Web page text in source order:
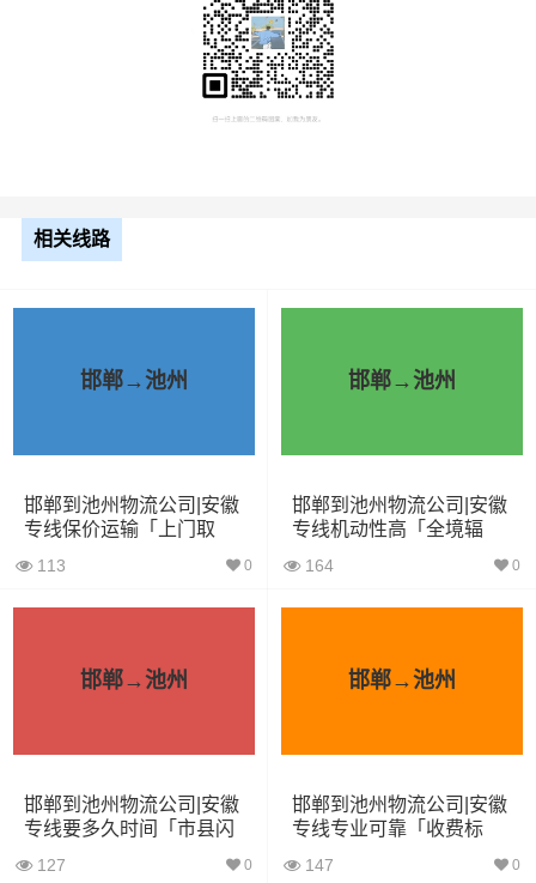
整车运输价格计算方式通常是按单价×公里，
以上报价为市场透明价，仅供参考，不作为
（
吨 ）
小面包
4立方 1.8×1.6×1.7
包车
依维柯 1.5吨
中型货
车
20立方 2吨 3.8×2×2.9
相关线路
邯郸→池州
邯郸到池州物流公司|安徽
专线保价运输「上门取
113 0
邯郸→池州
邯郸到池州物流公司|安徽
专线机动性高「全境辐
164 0
邯郸→池州
邯郸到池州物流公司|安徽
专线要多久时间「市县闪
127 0
邯郸→池州
邯郸到池州物流公司|安徽
专线专业可靠「收费标
147 0